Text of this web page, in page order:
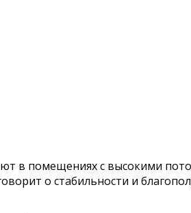
в помещениях с высокими
о стабильности и